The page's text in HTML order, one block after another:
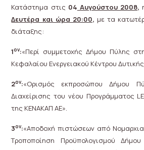
Κατάστημα στις 04 Αυγούστου 2008,
Δευτέρα και ώρα 20:00, με τα
διάταξης:
1ον:«Περί συμμετοχής Δήμου Πύλης
Κεφαλαίου Ενεργειακού Κέντρου
2ον:«Ορισμός εκπροσώπου Δήμου
Διαχείρισης του νέου Προγράμματος
της ΚΕΝΑΚΑΠ ΑΕ».
3ον:«Αποδοχή πιστώσεων από
Τροποποίηση Προϋπολογισμού